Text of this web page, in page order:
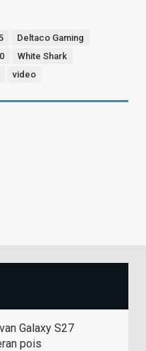
Deltaco Gaming
White Shark
video
Galaxy S27
pois